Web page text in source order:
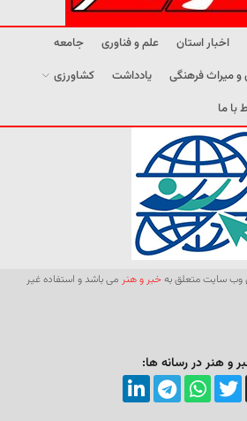
اخبار استان علم و فناوری
جامعه
و میراث فرهنگی یادداشت
کشاورزی
با ما
وب سایت متعلق بهخبر و هنر می باشد و استفاده غیر
و هنر در رسانه ها: